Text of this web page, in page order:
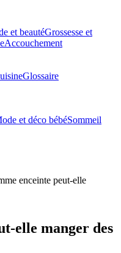
et beautéGrossesse et
Accouchement
Glossaire
et déco bébéSommeil
enceinte peut-elle
elle manger des